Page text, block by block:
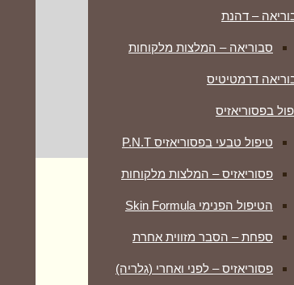
– דהנת
סבוריאה – המלצות מלקוחות
דרמטיטיס
בפסוריאזיס
טיפול טבעי בפסוריאזיס P.N.T
פסוריאזיס – המלצות מלקוחות
הטיפול הפנימי Skin Formula
ספחת – הסבר מזווית אחרת
פסוריאזיס – לפני ואחרי (גלריה)